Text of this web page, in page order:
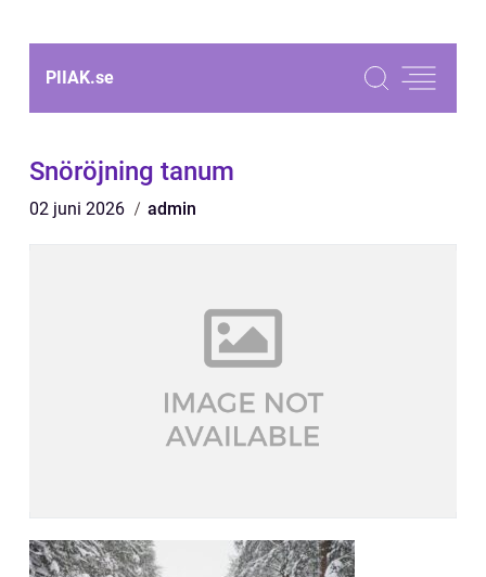
PIIAK.se
Snöröjning tanum
02 juni 2026 admin